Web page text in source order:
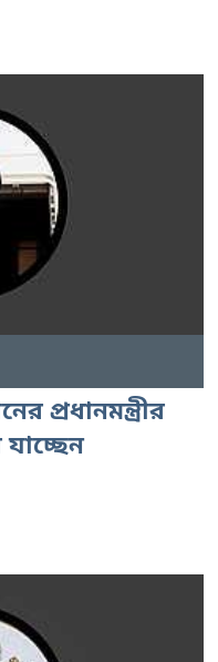
প্রধানমন্ত্রীর